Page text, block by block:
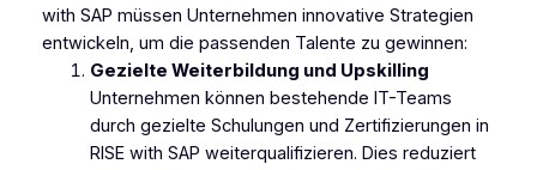
with SAP müssen Unternehmen innovative Strategien
entwickeln, um die passenden Talente zu gewinnen:
Gezielte Weiterbildung und Upskilling
Unternehmen können bestehende IT-Teams
durch gezielte Schulungen und Zertifizierungen in
RISE with SAP weiterqualifizieren. Dies reduziert